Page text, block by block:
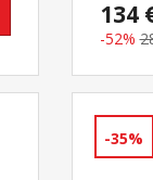
krytkou
134
-52%
-35%